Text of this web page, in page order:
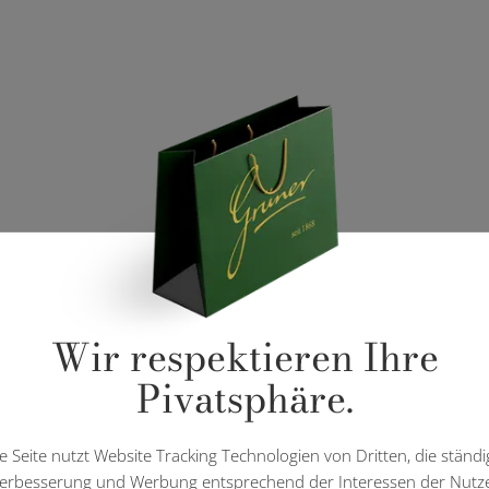
Wir respektieren Ihre
Pivatsphäre.
Seite nutzt Website Tracking Technologien von Dritten, die
und Werbung entsprechend der Interessen der